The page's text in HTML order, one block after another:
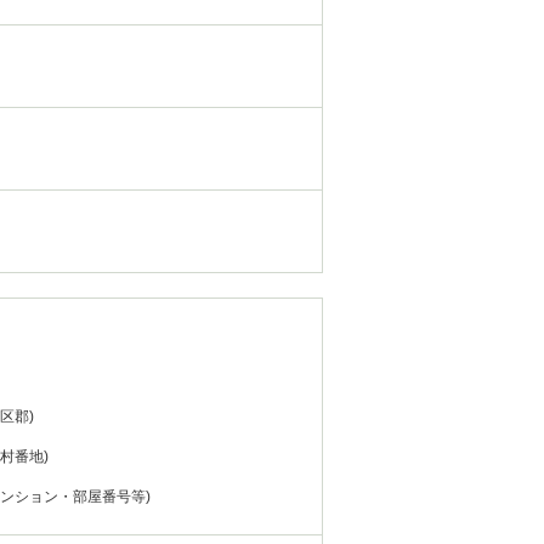
郡)
番地)
ション・部屋番号等)